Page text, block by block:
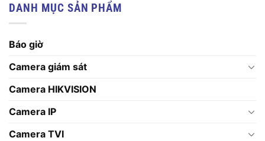
DANH MỤC SẢN PHẨM
Báo giờ
Camera giám sát
Camera HIKVISION
Camera IP
Camera TVI